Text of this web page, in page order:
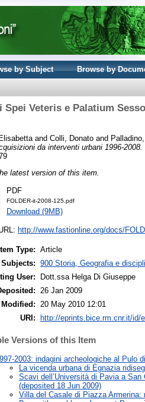
by Subject Browse by
Spei Veteris e Palatium
and Colli, Donato and
da interventi urbani 1996-2008.
latest version of this item.
PDF
FOLDER-it-2008-125.pdf
Download (9MB)
http://www.fastionline.org/docs/
Item Type: Article
Subjects: 900 Storia, Geografia e
User:
Dott.ssa Helga Di Giuseppe
26 Jan 2009
Modified:
20 May 2010 12:01
URI:
http://eprints.bice.rm.cnr.it/id/
Versions of this Item
2003: indagini archeologiche al Pulo
La vicenda urbana di Egnazia
Scavi dell’Università di Pavia a
(deposited 18 Jun 2009)
Villa del Casale di Piazza